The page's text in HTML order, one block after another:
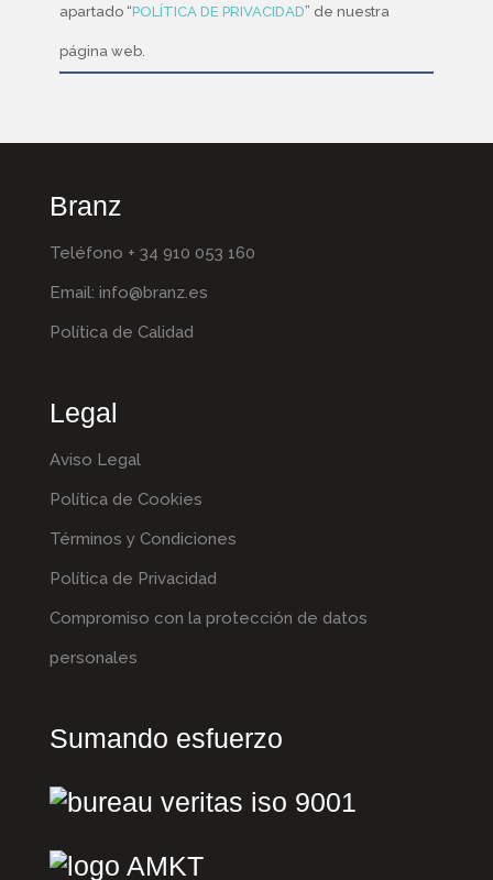
apartado “POLÍTICA DE PRIVACIDAD” de nuestra
página web.
Branz
Teléfono + 34 910 053 160
Email: info@branz.es
Política de Calidad
Legal
Aviso Legal
Política de Cookies
Términos y Condiciones
Política de Privacidad
Compromiso con la protección de datos
personales
Sumando esfuerzo